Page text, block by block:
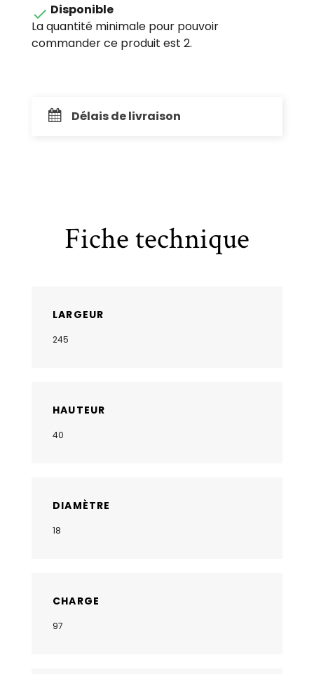
 Disponible
La quantité minimale pour pouvoir
commander ce produit est 2.
Délais de livraison
Fiche technique
LARGEUR
245
HAUTEUR
40
DIAMÈTRE
18
CHARGE
97